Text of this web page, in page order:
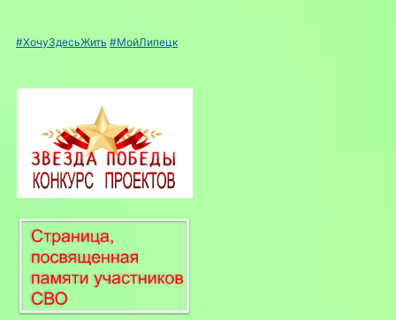
#ХочуЗдесьЖить #МойЛипецк